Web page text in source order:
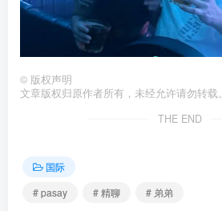
© 版权声明
文章版权归原作者所有，未经允许请勿转载。
THE END
国际
# pasay
# 精聊 # 弟弟